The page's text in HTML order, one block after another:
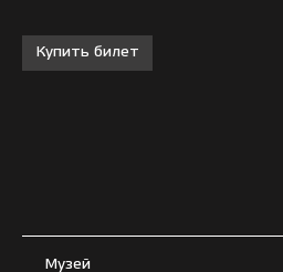
Купить билет
Музей